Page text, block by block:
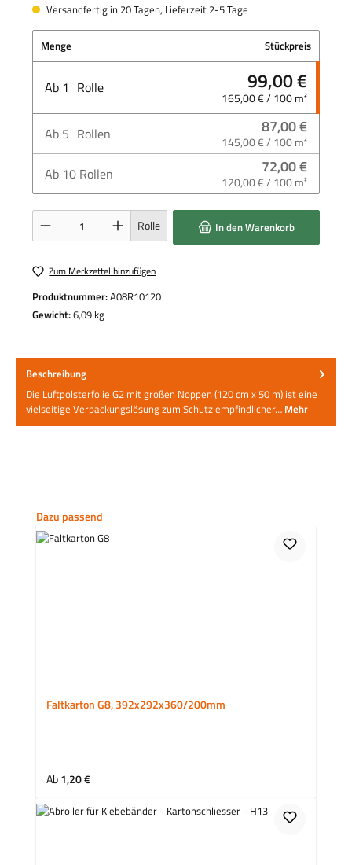
Versandfertig in 20 Tagen, Lieferzeit 2-5 Tage
Menge Stückpreis
Ab 1 Rolle 99,00 €
165,00 € / 100 m²
Ab 5 Rollen 87,00 €
145,00 € / 100 m²
Ab 10 Rollen 72,00 €
120,00 € / 100 m²
Produkt Anzahl: Gib den gewünschten Wert ein oder benutze die Schaltflächen um
Rolle In den Warenkorb
Zum Merkzettel hinzufügen
Produktnummer:A08R10120
Gewicht:6,09 kg
Beschreibung
Die Luftpolsterfolie G2 mit großen Noppen (120 cm x 50 m) ist eine
vielseitige Verpackungslösung zum Schutz empfindlicher… Mehr
Produktgalerie überspringen
Dazu passend
Faltkarton G8, 392x292x360/200mm
Regulärer Preis:
Ab1,20 €